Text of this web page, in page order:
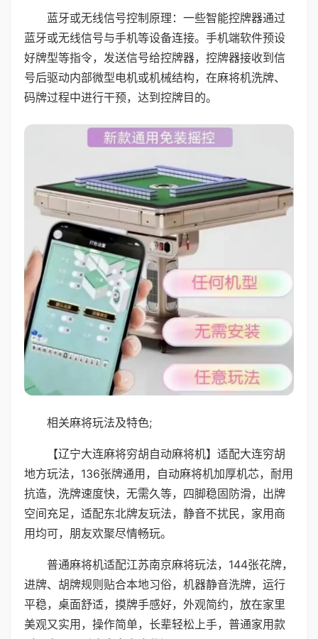
蓝牙或无线信号控制原理：一些智能控牌器通过
蓝牙或无线信号与手机等设备连接。手机端软件预设
好牌型等指令，发送信号给控牌器，控牌器接收到信
号后驱动内部微型电机或机械结构，在麻将机洗牌、
码牌过程中进行干预，达到控牌目的。
相关麻将玩法及特色;
【辽宁大连麻将穷胡自动麻将机】适配大连穷胡
地方玩法，136张牌通用，自动麻将机加厚机芯，耐用
抗造，洗牌速度快，无需久等，四脚稳固防滑，出牌
空间充足，适配东北牌友玩法，静音不扰民，家用商
用均可，朋友欢聚尽情畅玩。
普通麻将机适配江苏南京麻将玩法，144张花牌，
进牌、胡牌规则贴合本地习俗，机器静音洗牌，运行
平稳，桌面舒适，摸牌手感好，外观简约，放在家里
美观又实用，操作简单，长辈轻松上手，普通家用款